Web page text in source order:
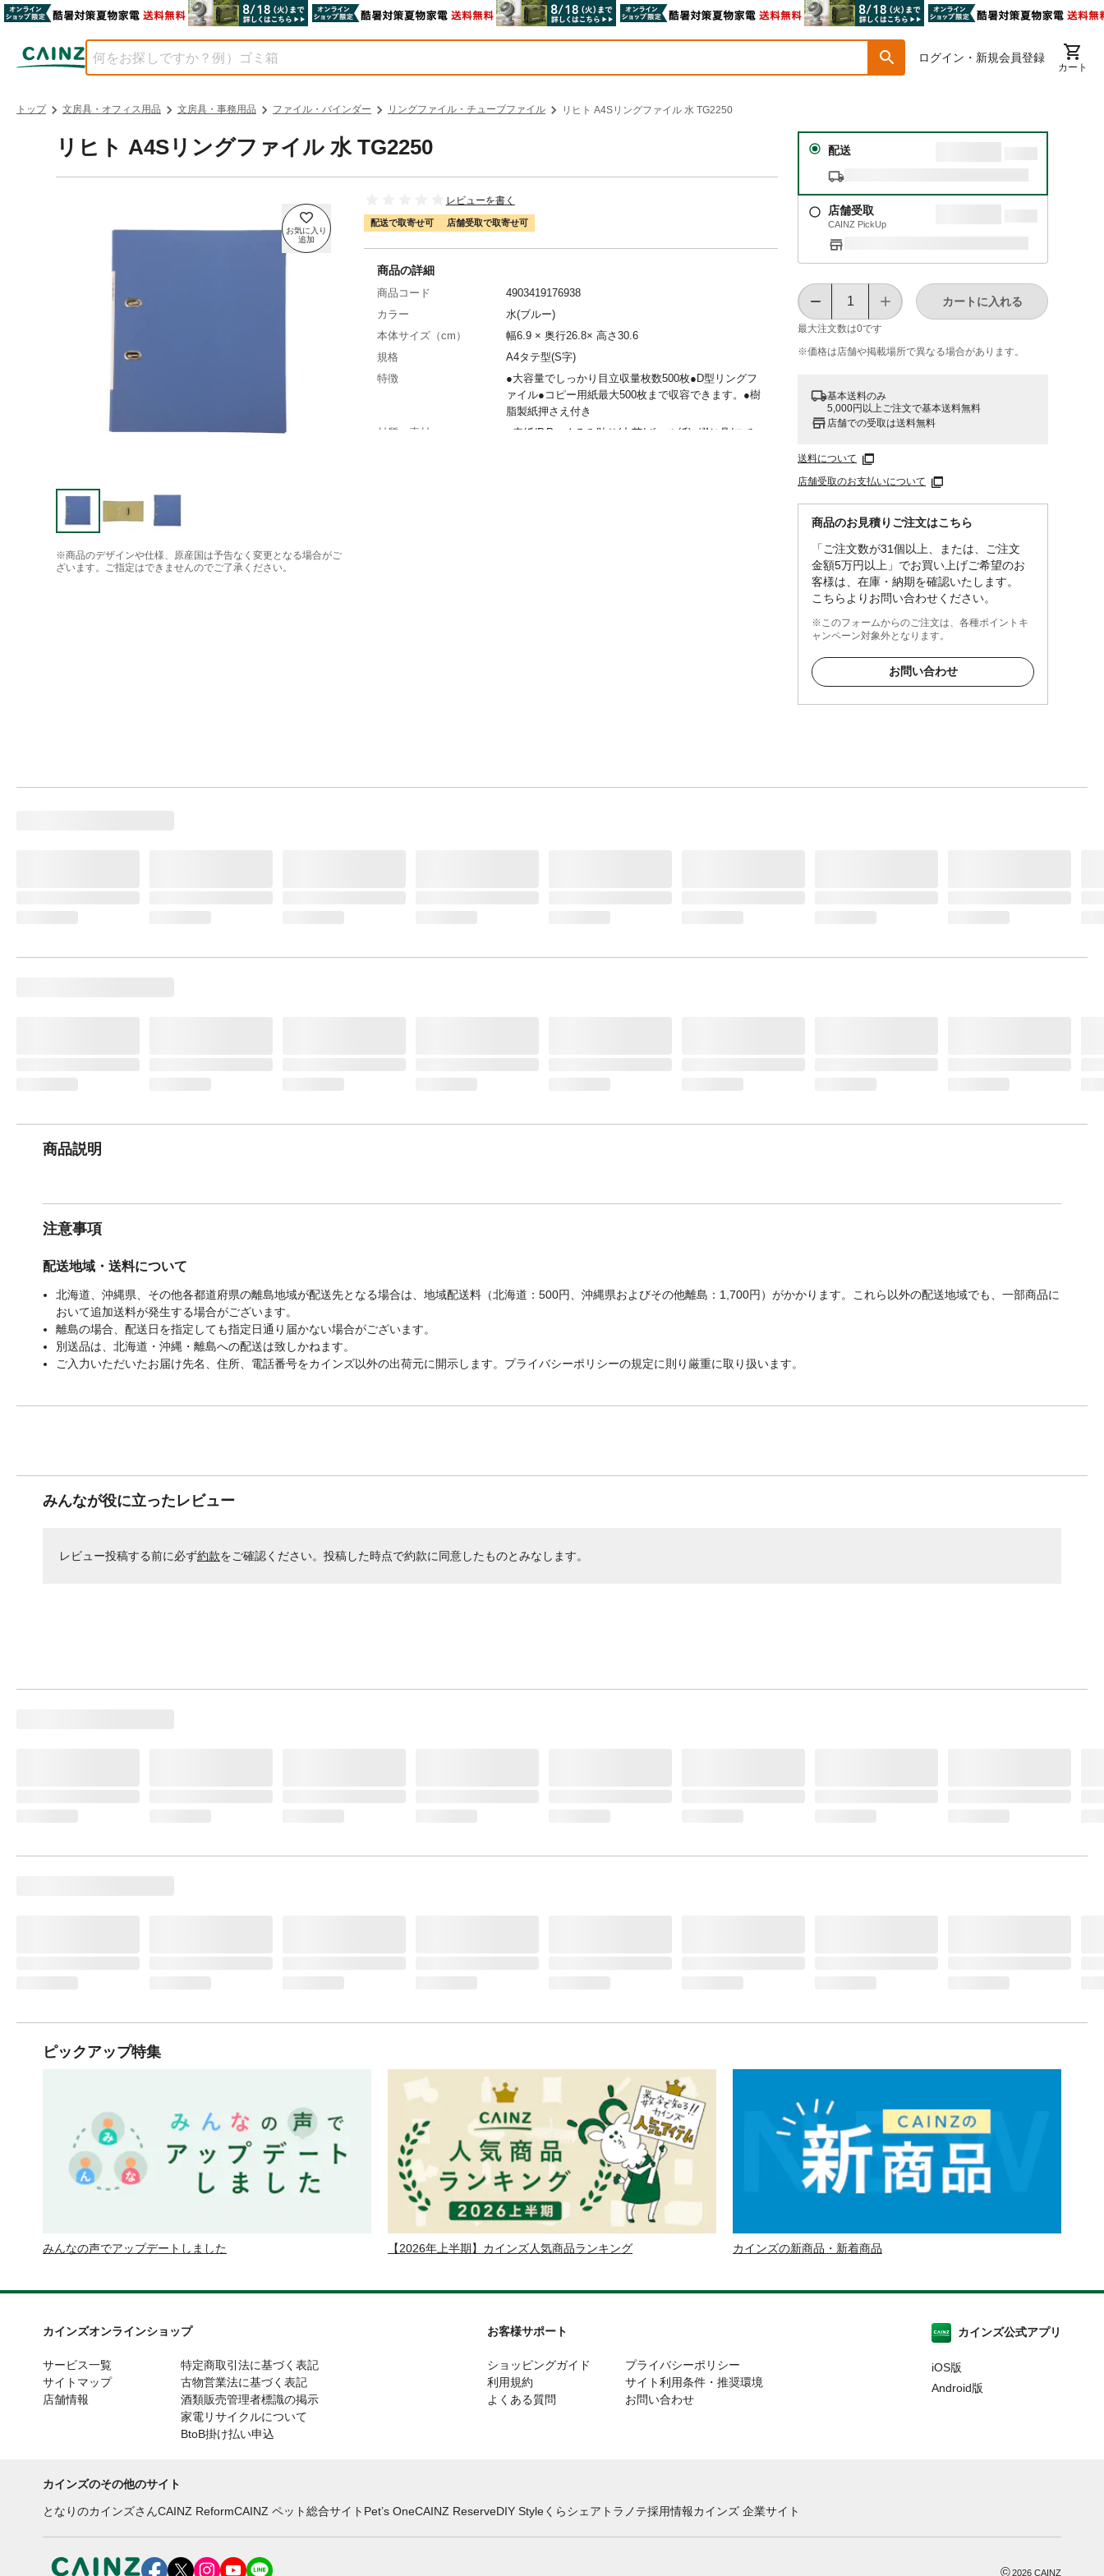
ログイン・新規会員登録
カート
トップ 文房具・オフィス用品 文房具・事務用品 ファイル・バインダー リングファイル・チューブファイル リヒト A4Sリングファイル 水 TG2250
リヒト A4Sリングファイル 水 TG2250
※商品のデザインや仕様、原産国は予告なく変更となる場合がご
ざいます。ご指定はできませんのでご了承ください。
レビューを書く
配送で取寄せ可 店舗受取で取寄せ可
配送
店舗受取
CAINZ PickUp
最大注文数は0です
カートに入れる
※価格は​店舗や​掲載場所で​異なる​場合が​あります。
基本送料のみ
5,000円以上ご注文で基本送料無料
店舗での受取は送料無料
送料について
店舗受取のお支払いについて
商品のお見積りご注文はこちら
「ご注文数が31個以上、または、ご注文
金額5万円以上」でお買い上げご希望のお
客様は、在庫・納期を確認いたします。
こちらよりお問い合わせください。
※このフォームからのご注文は、各種ポイントキ
ャンペーン対象外となります。
お問い合わせ
商品の詳細
商品コード
4903419176938
カラー
水(ブルー)
本体サイズ（cm）
幅6.9 × 奥行26.8× 高さ30.6
規格
A4タテ型(S字)
特徴
●大容量でしっかり目立収量枚数500枚●D型リングフ
ァイル●コピー用紙最大500枚まで収容できます。●樹
脂製紙押さえ付き
材質・素材
●表紙/P.P くるみ貼り(中芯/ボール紙)●綴じ具/スチ
商品説明
注意事項
配送地域・送料について
北海道、沖縄県、その他各都道府県の離島地域が配送先となる場合は、地域配送料（北海道：500円、沖縄県およびその他離島：1,700円）がかかります。これら以外の配送地域でも、一部商品に
おいて追加送料が発生する場合がございます。
離島の場合、配送日を指定しても指定日通り届かない場合がございます。
別送品は、北海道・沖縄・離島への配送は致しかねます。
ご入力いただいたお届け先名、住所、電話番号をカインズ以外の出荷元に開示します。プライバシーポリシーの規定に則り厳重に取り扱います。
みんなが役に立ったレビュー
レビュー投稿する前に必ず約款をご確認ください。投稿した時点で約款に同意したものとみなします。
ピックアップ特集
みんなの声でアップデートしました 【2026年上半期】カインズ人気商品ランキング カインズの新商品・新着商品
カインズオンラインショップ
サービス一覧
サイトマップ
店舗情報
特定商取引法に基づく表記
古物営業法に基づく表記
酒類販売管理者標識の掲示
家電リサイクルについて
BtoB掛け払い申込
お客様サポート
ショッピングガイド
利用規約
よくある質問
プライバシーポリシー
サイト利用条件・推奨環境
お問い合わせ
カインズ公式アプリ
iOS版
Android版
カインズのその他のサイト
となりのカインズさんCAINZ ReformCAINZ ペット総合サイト Pet’s OneCAINZ ReserveDIY Styleくらシェア トラノテ採用情報カインズ 企業サイト
©2026 CAINZ